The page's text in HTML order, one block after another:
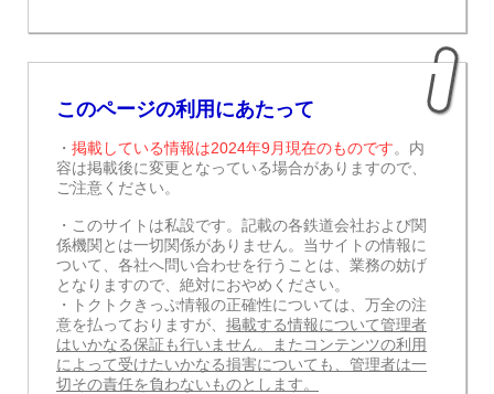
このページの利用にあたって
・ 掲載している情報は2024年9月現在のものです。内
容は掲載後に変更となっている場合がありますので、
ご注意ください。
・このサイトは私設です。記載の各鉄道会社および関
係機関とは一切関係がありません。当サイトの情報に
ついて、各社へ問い合わせを行うことは、業務の妨げ
となりますので、絶対におやめください。
・トクトクきっぷ情報の正確性については、万全の注
意を払っておりますが、 掲載する情報について管理者
はいかなる保証も行いません。またコンテンツの利用
によって受けたいかなる損害についても、管理者は一
切その責任を負わないものとします。